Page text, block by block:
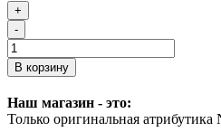
+
-
В корзину
Наш магазин - это:
Только оригинальная атрибутика